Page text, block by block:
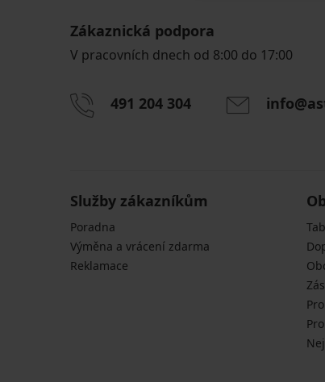
Zákaznická podpora
V pracovních dnech od 8:00 do 17:00
491 204 304
Služby zákazníkům
Poradna
Výměna a vrácení zdarma
Reklamace